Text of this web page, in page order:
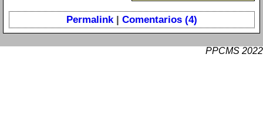
Permalink| Comentarios (4)
PPCMS 2022